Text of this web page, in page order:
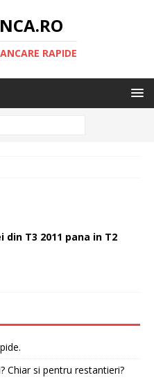
RAPIDE
din T3 2011 pana in T2
Chiar si pentru restantieri?